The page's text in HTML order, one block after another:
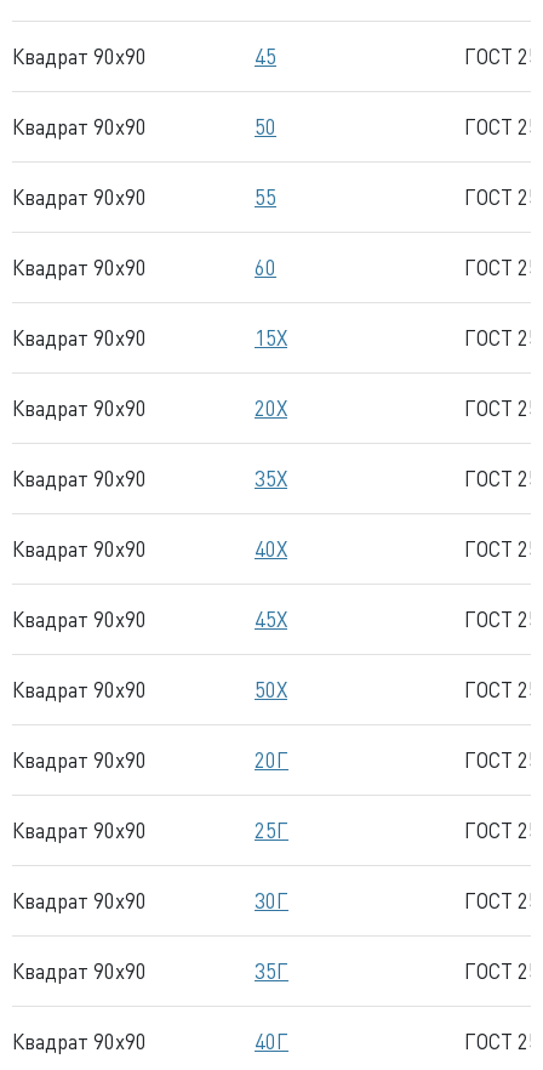
Квадрат 90x90 45 ГОСТ
Квадрат 90x90 50 ГОСТ
Квадрат 90x90 55 ГОСТ
Квадрат 90x90 60 ГОСТ
Квадрат 90x90 15Х ГОСТ
Квадрат 90x90 20Х ГОСТ
Квадрат 90x90 35Х ГОСТ
Квадрат 90x90 40Х ГОСТ
Квадрат 90x90 45Х ГОСТ
Квадрат 90x90 50Х ГОСТ
Квадрат 90x90 20Г ГОСТ
Квадрат 90x90 25Г ГОСТ
Квадрат 90x90 30Г ГОСТ
Квадрат 90x90 35Г ГОСТ
Квадрат 90x90 40Г ГОСТ